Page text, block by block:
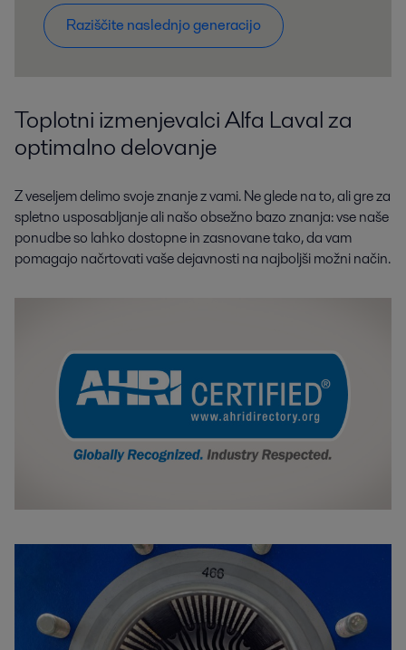
Raziščite naslednjo generacijo
Toplotni izmenjevalci Alfa Laval za
optimalno delovanje
Z veseljem delimo svoje znanje z vami. Ne glede na to, ali gre za
spletno usposabljanje ali našo obsežno bazo znanja: vse naše
ponudbe so lahko dostopne in zasnovane tako, da vam
pomagajo načrtovati vaše dejavnosti na najboljši možni način.